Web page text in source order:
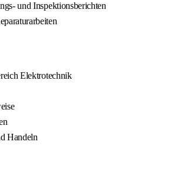
und Inspektionsberichten
Elektrotechnik
Handeln